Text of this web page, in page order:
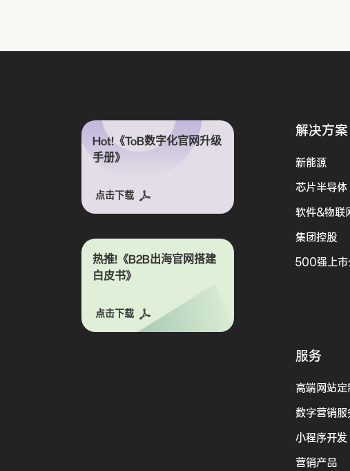
Hot!《ToB数字化官网升级
手册》
点击下载
热推!《B2B出海官网搭建
白皮书》
点击下载
解决方案
新能源
芯片半导体
软件&物联
集团控股
500强上市
服务
高端网站定
数字营销服
小程序开发
营销产品